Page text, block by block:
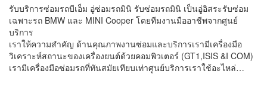
รับบริการซ่อมรถบีเอ็ม อู่ซ่อมรถมินิ รับซ่อมรถมินิ เป็นอู่อิสระรับซ่อม
เฉพาะรถ BMW และ MINI Cooper โดยทีมงานมืออาชีพจากศูนย์
บริการ
เราให้ความสำคัญ ด้านคุณภาพงานซ่อมและบริการเรามีเครื่องมือ
วิเคราะห์สถานะของเครื่องยนต์ด้วยคอมพิวเตอร์ (GT1,ISIS &I COM)
เรามีเครื่องมือซ่อมรถที่ทันสมัยเทียบเท่าศูนย์บริการเราใช้อะไหล่…